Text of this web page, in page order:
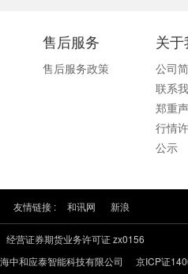
售后服务
售后服务政策
关
公司
联系
郑重
行情
公示
友情链接 : 和讯网 新浪
经营证券期货业务许可证 zx0156
海中和应泰智能科技有限公司 京ICP证